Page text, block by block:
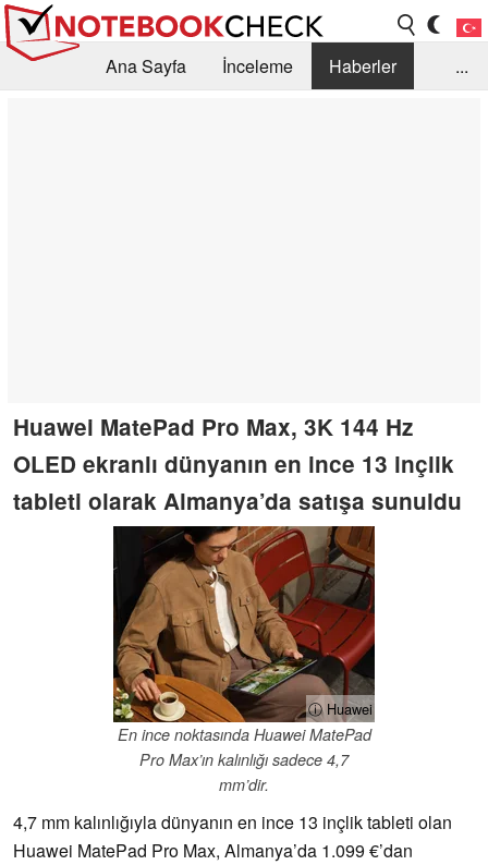
Ana Sayfa İnceleme
Haberler
...
Huawei MatePad Pro Max, 3K 144 Hz
OLED ekranlı dünyanın en ince 13 inçlik
tableti olarak Almanya’da satışa sunuldu
ⓘ Huawei
En ince noktasında Huawei MatePad
Pro Max’ın kalınlığı sadece 4,7
mm’dir.
4,7 mm kalınlığıyla dünyanın en ince 13 inçlik tableti olan
Huawei MatePad Pro Max, Almanya’da 1.099 €’dan